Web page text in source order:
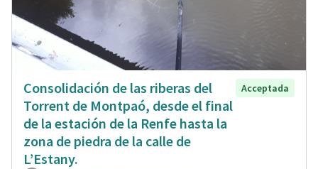
Consolidación de las riberas del
Torrent de Montpaó, desde el final
de la estación de la Renfe hasta la
zona de piedra de la calle de
L’Estany.
Acceptada